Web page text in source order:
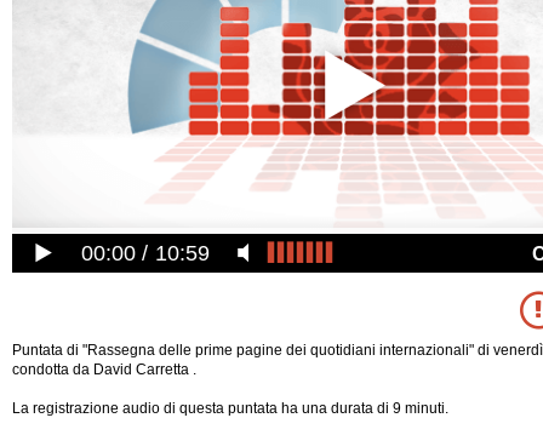
00:00 10:59
Puntata di "Rassegna delle prime pagine dei quotidiani internazionali" di
condotta da David Carretta .
La registrazione audio di questa puntata ha una durata di 9 minuti.